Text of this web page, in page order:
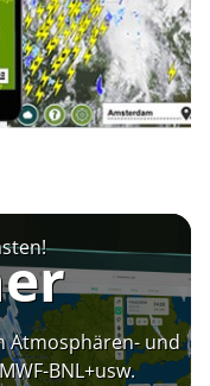
Atmosphären- und
BNL+usw.